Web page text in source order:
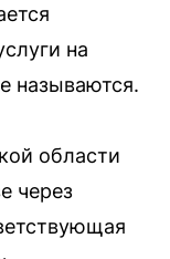
на
называются.
области
через